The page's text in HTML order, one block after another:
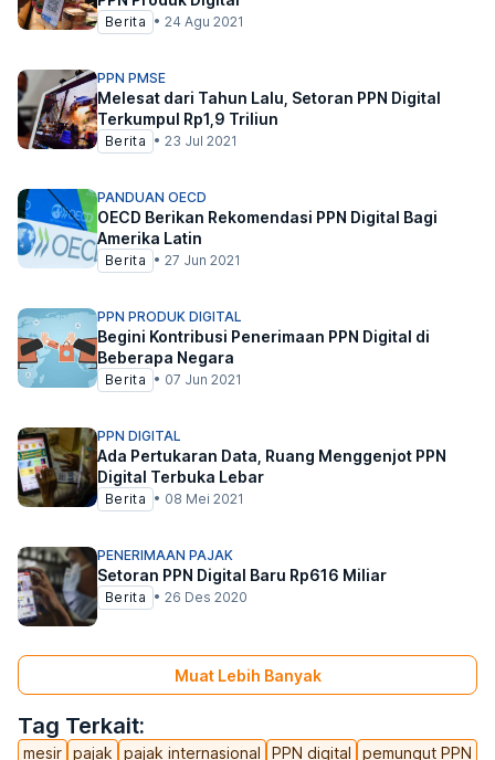
Tag Terkait:
mesir pajak pajak internasional PPN digital
pemungut PPN
Berita • 24 Agu 2021
PPN PMSE
Melesat dari Tahun Lalu, Setoran PPN Digital
Terkumpul Rp1,9 Triliun
Berita • 23 Jul 2021
PANDUAN OECD
OECD Berikan Rekomendasi PPN Digital Bagi
Amerika Latin
Berita • 27 Jun 2021
PPN PRODUK DIGITAL
Begini Kontribusi Penerimaan PPN Digital di
Beberapa Negara
Berita • 07 Jun 2021
PPN DIGITAL
Ada Pertukaran Data, Ruang Menggenjot PPN
Digital Terbuka Lebar
Berita • 08 Mei 2021
PENERIMAAN PAJAK
Setoran PPN Digital Baru Rp616 Miliar
Berita • 26 Des 2020
Muat Lebih Banyak